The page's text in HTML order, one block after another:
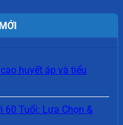
huyết áp và tiểu
60 Tuổi: Lựa Chọn &